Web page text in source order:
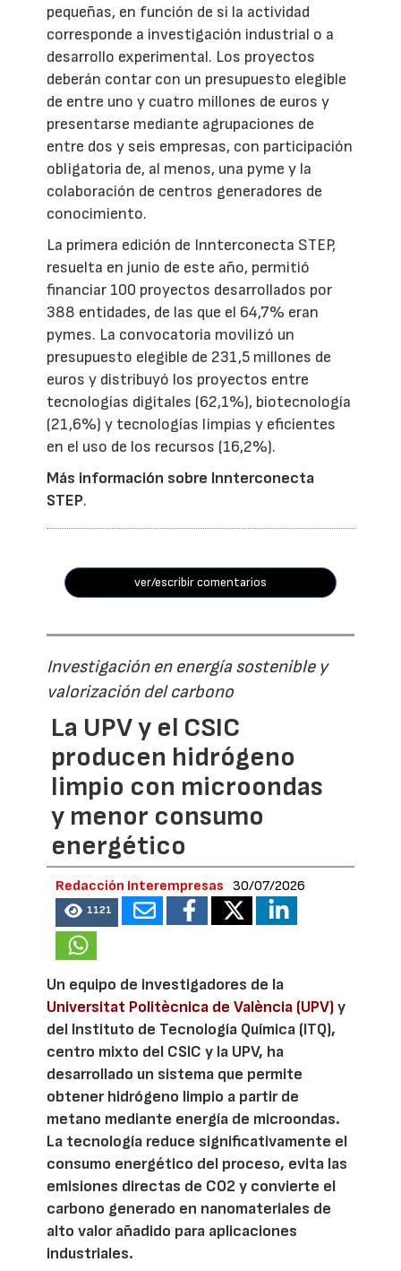
pequeñas, en función de si la actividad
corresponde a investigación industrial o a
desarrollo experimental. Los proyectos
deberán contar con un presupuesto elegible
de entre uno y cuatro millones de euros y
presentarse mediante agrupaciones de
entre dos y seis empresas, con participación
obligatoria de, al menos, una pyme y la
colaboración de centros generadores de
conocimiento.
La primera edición de Innterconecta STEP,
resuelta en junio de este año, permitió
financiar 100 proyectos desarrollados por
388 entidades, de las que el 64,7% eran
pymes. La convocatoria movilizó un
presupuesto elegible de 231,5 millones de
euros y distribuyó los proyectos entre
tecnologías digitales (62,1%), biotecnología
(21,6%) y tecnologías limpias y eficientes
en el uso de los recursos (16,2%).
Más información sobre Innterconecta
STEP.
ver/escribir comentarios
Investigación en energía sostenible y
valorización del carbono
La UPV y el CSIC
producen hidrógeno
limpio con microondas
y menor consumo
energético
Redacción Interempresas 30/07/2026
1121
Un equipo de investigadores de la
Universitat Politècnica de València (UPV)y
del Instituto de Tecnología Química (ITQ),
centro mixto del CSIC y la UPV, ha
desarrollado un sistema que permite
obtener hidrógeno limpio a partir de
metano mediante energía de microondas.
La tecnología reduce significativamente el
consumo energético del proceso, evita las
emisiones directas de CO2 y convierte el
carbono generado en nanomateriales de
alto valor añadido para aplicaciones
industriales.